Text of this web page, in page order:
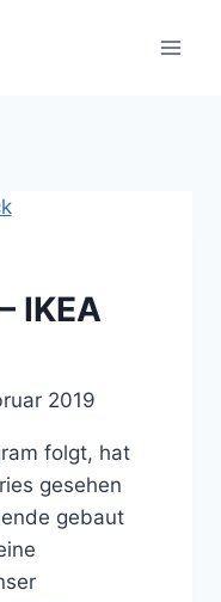
IKEA
2019
folgt, hat
gesehen
gebaut